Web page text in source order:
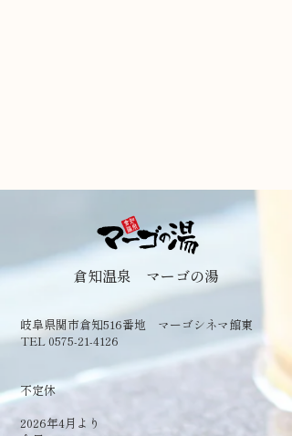
倉知温泉 マーゴの湯
岐阜県関市倉知516番地 マーゴシネマ館東
TEL 0575-21-4126
​不定休
2026年4月より